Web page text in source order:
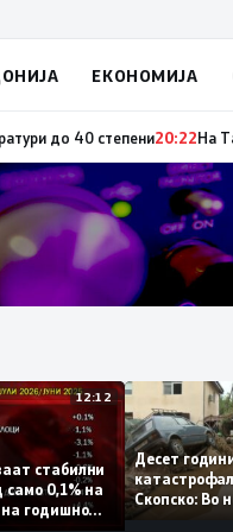
ЕКОНОМИЈА
по повод „30 години
12:12
стабилни
од само 0,1% на
на годишно
Десет
Скопско: